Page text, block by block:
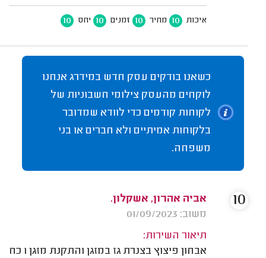
איכות 10 מחיר 10 זמנים 10 יחס 10
כשאנו בודקים עסק חדש במידרג אנחנו
לוקחים מהעסק צילומי חשבוניות של
לקוחות קודמים כדי לוודא שמדובר
בלקוחות אמיתיים ולא חברים או בני
משפחה.
אביה אהרון, אשקלון.
משוב: 01/09/2023
תיאור השירות:
אבחון פיצוץ בצנרת גז במזגן והתקנת מזגן 1 כח
10